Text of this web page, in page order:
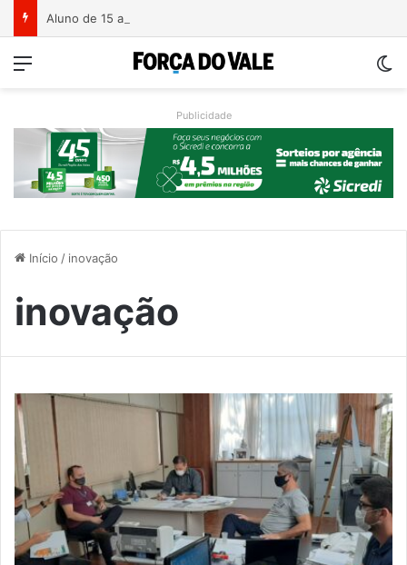
Menu
Publicidade
Início / inovação
inovação